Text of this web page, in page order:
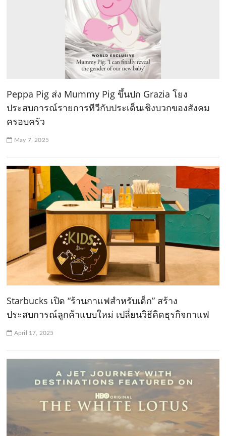
Peppa Pig ส่ง Mummy Pig ขึ้นปก Grazia โยง
ประสบการณ์รายการทีวีกับประเด็นเชิงบวกของสังคม
ครอบครัว
May 7, 2025
Starbucks เปิด “ร้านกาแฟสำหรับเด็ก” สร้าง
ประสบการณ์ลูกค้าแบบใหม่ เปลี่ยนวิธีคิดธุรกิจกาแฟ
April 17, 2025